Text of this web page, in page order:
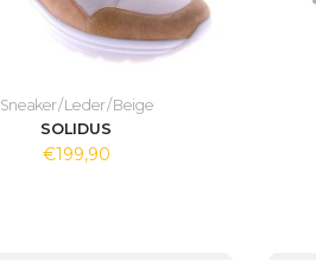
Sneaker / Leder / Beige
SOLIDUS
€199,90